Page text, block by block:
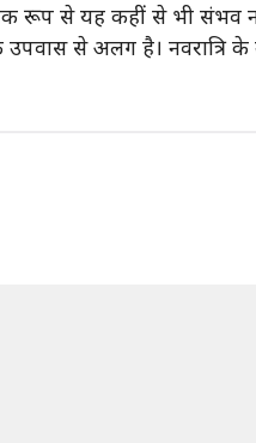
रूप से यह कहीं से भी संभव
के उपवास से अलग है।